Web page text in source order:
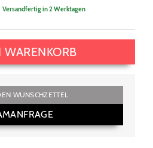
Versandfertig in 2 Werktagen
WUNSCHZETTEL